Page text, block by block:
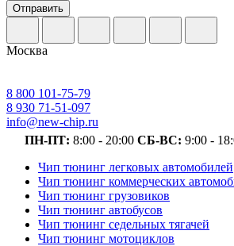
Отправить
Москва
8 800 101-75-79
8 930 71-51-097
info@new-chip.ru
ПН-ПТ: 8:00 - 20:00 СБ-ВС: 9:00 -
Чип тюнинг легковых автомобилей
Чип тюнинг коммерческих
Чип тюнинг грузовиков
Чип тюнинг автобусов
Чип тюнинг седельных тягачей
Чип тюнинг мотоциклов